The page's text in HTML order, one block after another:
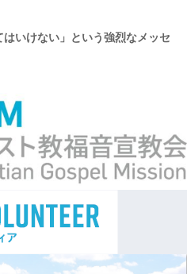
はいけない」という強烈なメッセ